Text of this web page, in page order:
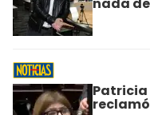
nada
Patricia